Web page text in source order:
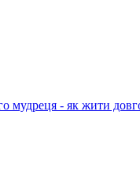
мудреця - як жити